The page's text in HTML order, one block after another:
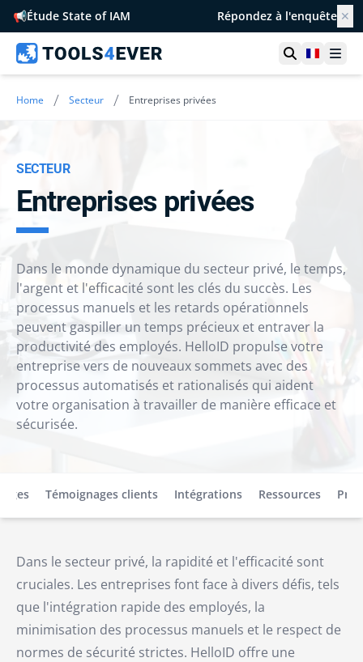
📢Étude State of IAM Répondez à l'enquête ✕
Ouvrir la
France
Home / Secteur / Entreprises privées
SECTEUR
Entreprises privées
Dans le monde dynamique du secteur privé, le temps,
l'argent et l'efficacité sont les clés du succès. Les
processus manuels et les retards opérationnels
peuvent gaspiller un temps précieux et entraver la
productivité des employés. HelloID propulse votre
entreprise vers de nouveaux sommets avec des
processus automatisés et rationalisés qui aident
votre organisation à travailler de manière efficace et
sécurisée.
Témoignages clients Intégrations Ressources
Dans le secteur privé, la rapidité et l'efficacité sont
cruciales. Les entreprises font face à divers défis, tels
que l'intégration rapide des employés, la
minimisation des processus manuels et le respect de
normes de sécurité strictes. HelloID offre une